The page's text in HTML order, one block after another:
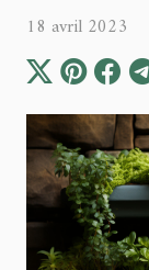
18 avril 2023